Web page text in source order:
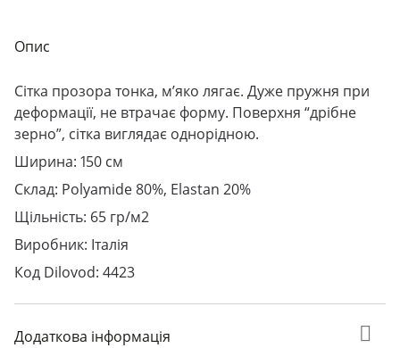
Опис
Сітка прозора тонка, м’яко лягає. Дуже пружня при
деформації, не втрачає форму. Поверхня “дрібне
зерно”, сітка виглядає однорідною.
Ширина: 150 см
Склад: Polyamide 80%, Elastan 20%
Щільність: 65 гр/м2
Виробник: Італія
Код Dilovod: 4423
Додаткова інформація